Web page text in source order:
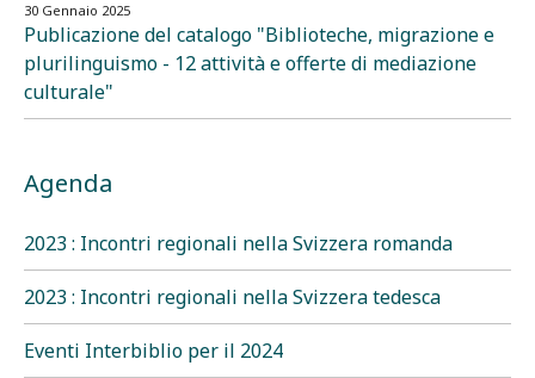
30 Gennaio 2025
Publicazione del catalogo "Biblioteche, migrazione e
plurilinguismo - 12 attività e offerte di mediazione
culturale"
Agenda
2023 : Incontri regionali nella Svizzera romanda
2023 : Incontri regionali nella Svizzera tedesca
Eventi Interbiblio per il 2024